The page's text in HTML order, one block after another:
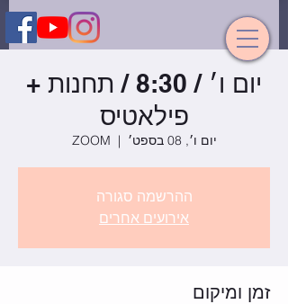
יום ו׳ / 8:30 / תחנות +
פילאטיס
יום ו׳, 08 בספט׳
  |
ZOOM
ההרשמה סגורה
אירועים אחרים
זמן ומיקום